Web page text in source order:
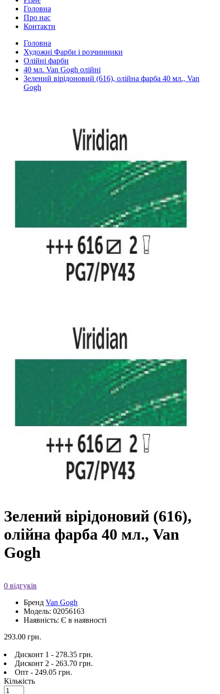
Головна
Про нас
Контакти
Головна
Художні Фарби і розчинники
Олійні фарби
40 мл. Van Gogh олійні
Зелений вірідоновий (616), олійна фарба 40 мл., Van
Gogh
Зелений вірідоновий (616),
олійна фарба 40 мл., Van
Gogh
0 відгуків
Бренд Van Gogh
Модель: 02056163
Наявність: Є в наявності
293.00 грн.
Дисконт 1 - 278.35 грн.
Дисконт 2 - 263.70 грн.
Опт - 249.05 грн.
Кількість